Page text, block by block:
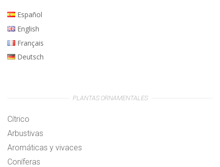
Español
English
Français
Deutsch
PLANTAS ORNAMENTALES
Cítrico
Arbustivas
Aromáticas y vivaces
Coníferas